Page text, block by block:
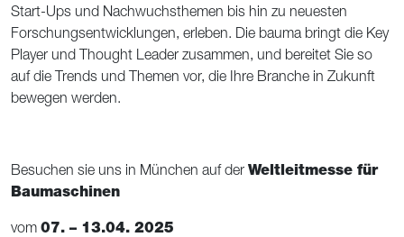
Start-Ups und Nachwuchsthemen bis hin zu neuesten
Forschungsentwicklungen, erleben. Die bauma bringt die Key
Player und Thought Leader zusammen, und bereitet Sie so
auf die Trends und Themen vor, die Ihre Branche in Zukunft
bewegen werden.
Besuchen sie uns in München auf der Weltleitmesse für
Baumaschinen
vom 07. – 13.04. 2025